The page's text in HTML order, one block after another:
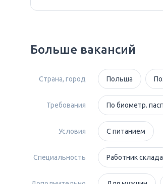
Больше вакансий
Страна, город Польша
Требования По биометр.
Условия С питанием
Специальность Работник склада